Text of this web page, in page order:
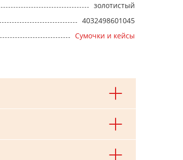
золотистый
4032498601045
Сумочки и кейсы